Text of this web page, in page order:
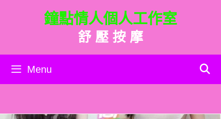
內
鐘點情人個人工作室
舒 壓 按 摩
Menu